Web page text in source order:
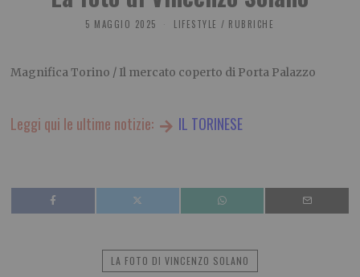
5 MAGGIO 2025 LIFESTYLE / RUBRICHE
Magnifica Torino / Il mercato coperto di Porta Palazzo
Leggi qui le ultime notizie: IL TORINESE
LA FOTO DI VINCENZO SOLANO